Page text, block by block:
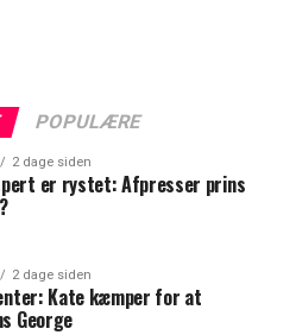
POPULÆRE
2 dage siden
er rystet: Afpresser prins
2 dage siden
Kate kæmper for at
George